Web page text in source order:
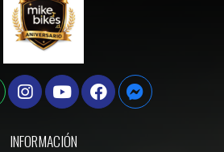
INFORMACIÓN